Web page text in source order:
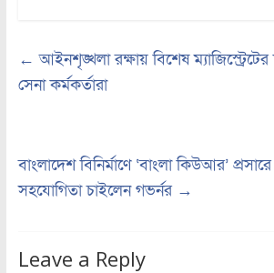
← আইনশৃঙ্খলা রক্ষায় বিশেষ ম্যাজিস্ট্রেটের
সেনা কর্মকর্তারা
বাংলাদেশ বিনির্মাণে ‘বাংলা কিউআর’
সহযোগিতা চাইলেন গভর্নর →
Leave a Reply